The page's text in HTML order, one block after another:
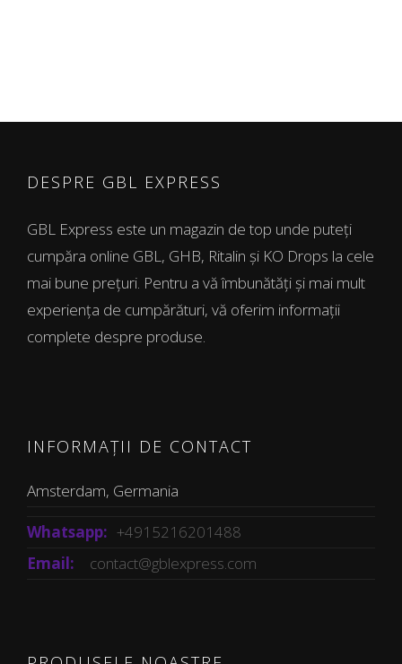
DESPRE GBL EXPRESS
GBL Express este un magazin de top unde puteți
cumpăra online GBL, GHB, Ritalin și KO Drops la cele
mai bune prețuri. Pentru a vă îmbunătăți și mai mult
experiența de cumpărături, vă oferim informații
complete despre produse.
INFORMAȚII DE CONTACT
Amsterdam, Germania
Whatsapp: +4915216201488
Email:
contact@gblexpress.com